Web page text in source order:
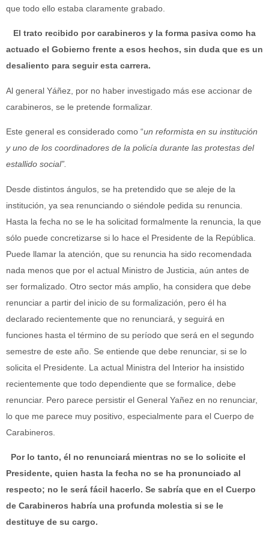
que todo ello estaba claramente grabado.
El trato recibido por carabineros y la forma pasiva como ha
actuado el Gobierno frente a esos hechos, sin duda que es un
desaliento para seguir esta carrera.
Al general Yáñez, por no haber investigado más ese accionar de
carabineros, se le pretende formalizar.
Este general es considerado como “un reformista en su institución
y uno de los coordinadores de la policía durante las protestas del
estallido social”.
Desde distintos ángulos, se ha pretendido que se aleje de la
institución, ya sea renunciando o siéndole pedida su renuncia.
Hasta la fecha no se le ha solicitad formalmente la renuncia, la que
sólo puede concretizarse si lo hace el Presidente de la República.
Puede llamar la atención, que su renuncia ha sido recomendada
nada menos que por el actual Ministro de Justicia, aún antes de
ser formalizado. Otro sector más amplio, ha considera que debe
renunciar a partir del inicio de su formalización, pero él ha
declarado recientemente que no renunciará, y seguirá en
funciones hasta el término de su período que será en el segundo
semestre de este año. Se entiende que debe renunciar, si se lo
solicita el Presidente. La actual Ministra del Interior ha insistido
recientemente que todo dependiente que se formalice, debe
renunciar. Pero parece persistir el General Yañez en no renunciar,
lo que me parece muy positivo, especialmente para el Cuerpo de
Carabineros.
Por lo tanto, él no renunciará mientras no se lo solicite el
Presidente, quien hasta la fecha no se ha pronunciado al
respecto; no le será fácil hacerlo. Se sabría que en el Cuerpo
de Carabineros habría una profunda molestia si se le
destituye de su cargo.